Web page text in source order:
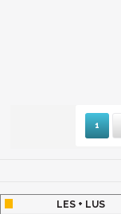
1
LES + LUS